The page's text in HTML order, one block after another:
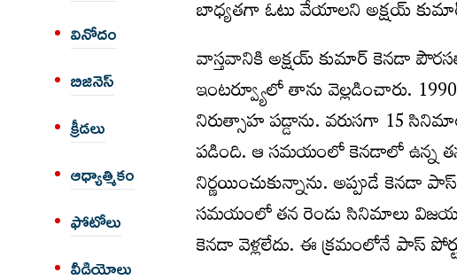
వినోదం
బిజినెస్
క్రీడలు
ఆధ్యాత్మికం
ఫోటోలు
వీడియోలు
బాధ్య‌త‌గా ఓటు వేయాల‌ని అక్ష‌య్
వాస్త‌వానికి అక్ష‌య్ కుమార్ కెన‌డా
ఇంట‌ర్వ్యూలో తాను వెల్ల‌డించారు.
నిరుత్సాహ ప‌డ్డాను. వ‌రుసగా 15
ప‌డింది. ఆ స‌మ‌యంలో కెన‌డాలో ఉన్న
నిర్ణ‌యించుకున్నాను. అప్పుడే కెన‌డా
స‌మ‌యంలో త‌న రెండు సినిమాలు
కెన‌డా వెళ్ల‌లేదు. ఈ క్ర‌మంలోనే పాస్